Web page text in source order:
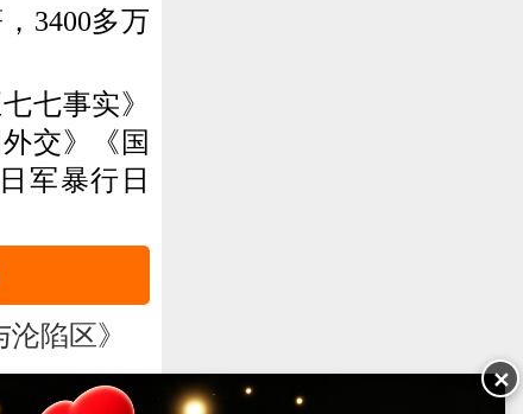
3400多万
七事实》
交》《国
军暴行日
陷区》
✕